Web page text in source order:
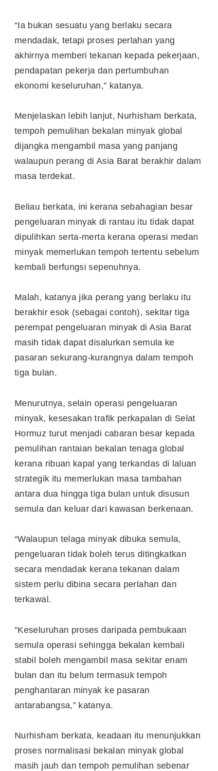
“Ia bukan sesuatu yang berlaku secara
mendadak, tetapi proses perlahan yang
akhirnya memberi tekanan kepada pekerjaan,
pendapatan pekerja dan pertumbuhan
ekonomi keseluruhan,” katanya.
Menjelaskan lebih lanjut, Nurhisham berkata,
tempoh pemulihan bekalan minyak global
dijangka mengambil masa yang panjang
walaupun perang di Asia Barat berakhir dalam
masa terdekat.
Beliau berkata, ini kerana sebahagian besar
pengeluaran minyak di rantau itu tidak dapat
dipulihkan serta-merta kerana operasi medan
minyak memerlukan tempoh tertentu sebelum
kembali berfungsi sepenuhnya.
Malah, katanya jika perang yang berlaku itu
berakhir esok (sebagai contoh), sekitar tiga
perempat pengeluaran minyak di Asia Barat
masih tidak dapat disalurkan semula ke
pasaran sekurang-kurangnya dalam tempoh
tiga bulan.
Menurutnya, selain operasi pengeluaran
minyak, kesesakan trafik perkapalan di Selat
Hormuz turut menjadi cabaran besar kepada
pemulihan rantaian bekalan tenaga global
kerana ribuan kapal yang terkandas di laluan
strategik itu memerlukan masa tambahan
antara dua hingga tiga bulan untuk disusun
semula dan keluar dari kawasan berkenaan.
“Walaupun telaga minyak dibuka semula,
pengeluaran tidak boleh terus ditingkatkan
secara mendadak kerana tekanan dalam
sistem perlu dibina secara perlahan dan
terkawal.
“Keseluruhan proses daripada pembukaan
semula operasi sehingga bekalan kembali
stabil boleh mengambil masa sekitar enam
bulan dan itu belum termasuk tempoh
penghantaran minyak ke pasaran
antarabangsa,” katanya.
Nurhisham berkata, keadaan itu menunjukkan
proses normalisasi bekalan minyak global
masih jauh dan tempoh pemulihan sebenar